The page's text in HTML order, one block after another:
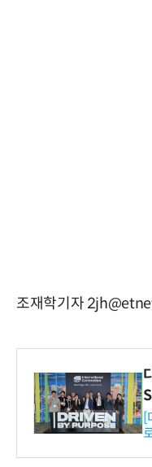
조재학기자
-
[